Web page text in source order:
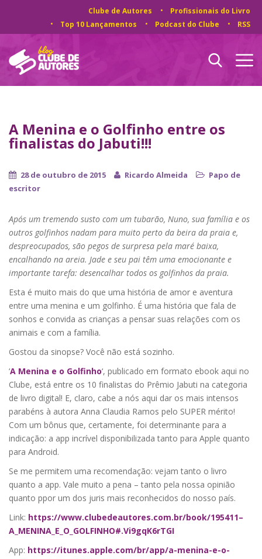
Clube de Autores
Profissionais do Livro
Top 10 Lançamentos
Podcast do Clube RSS
A Menina e o Golfinho entre os
finalistas do Jabuti!!!
28 de outubro de 2015 Ricardo Almeida
Papo de
escritor
Após um tremendo susto com um tubarão, Nuno, sua família e os
outros golfinhos nadam para muito perto da beira da praia e,
despreocupados, são pegos de surpresa pela maré baixa,
encalhando na areia. Jade e seu pai têm uma emocionante e
importante tarefa: desencalhar todos os golfinhos da praia.
Esta é muito mais do que uma história de amor e aventura
entre uma menina e um golfinho. É uma história que fala de
sonhos e convida as crianças a pensar suas relações com os
animais e com a família.
Gostou da sinopse? Você não está sozinho.
‘A Menina e o Golfinho‘, publicado em formato ebook aqui no
Clube, está entre os 10 finalistas do Prêmio Jabuti na categoria
de livro digital! E, claro, cabe a nós aqui dar os mais intensos
parabéns à autora Anna Claudia Ramos pelo SUPER mérito!
Com um bônus que, certamente, foi determinante para a
indicação: a app incrível disponibilizada tanto para Apple quanto
para Android.
Se me permitem uma recomendação: vejam tanto o livro
quanto a app. Vale muito a pena – tanto pela nossa opinião
quanto ppor um dos juris mais reconhecidos do nosso país.
Link: https://www.clubedeautores.com.br/book/195411–
A_MENINA_E_O_GOLFINHO#.Vi9gqK6rTGI
App: https://itunes.apple.com/br/app/a-menina-e-o-